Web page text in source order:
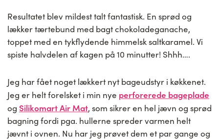
Resultatet blev mildest talt fantastisk. En sprød og
lækker tærtebund med bagt chokoladeganache,
toppet med en tykflydende himmelsk saltkaramel. Vi
spiste halvdelen af kagen på 10 minutter! Shhh….
Jeg har fået noget lækkert nyt bageudstyr i køkkenet.
Jeg er helt forelsket i min nye perforerede bageplade
og Silikomart Air Mat, som sikrer en hel jævn og sprød
bagning fordi pga. hullerne spreder varmen helt
jævnt i ovnen. Nu har jeg prøvet dem et par gange og